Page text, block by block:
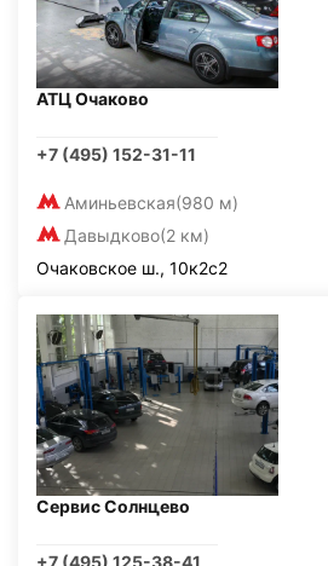
АТЦ Очаково
+7 (495) 152-31-11
Аминьевская(980 м)
Давыдково(2 км)
Очаковское ш., 10к2с2
Сервис Солнцево
+7 (495) 125-38-41